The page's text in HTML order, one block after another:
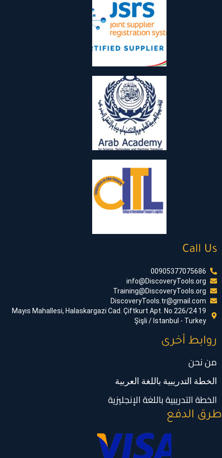
Call Us
00905377075686
info@DiscoveryTools.org
Training@DiscoveryTools.org
DiscoveryTools.tr@gmail.com
19 Mayıs Mahallesi, Halaskargazi Cad. Çiftkurt Apt. No 226/24
Şişli / Istanbul - Turkey
روابط أخرى
من نحن
الخطة التدريبية باللغة العربية
الخطة التدريبية باللغة الإنجليزية
طرق الدفع